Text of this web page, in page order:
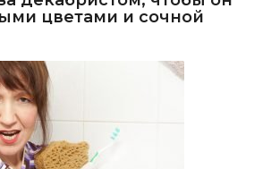
цветами и сочной